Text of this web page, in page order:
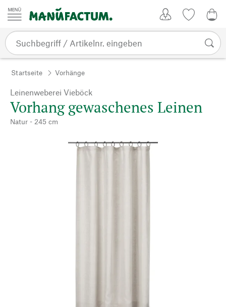
Zum Inhalt springen
Startseite Vorhänge
Leinenweberei Vieböck
Vorhang gewaschenes Leinen
Natur - 245 cm